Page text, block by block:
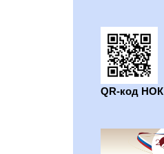
QR-код НОК